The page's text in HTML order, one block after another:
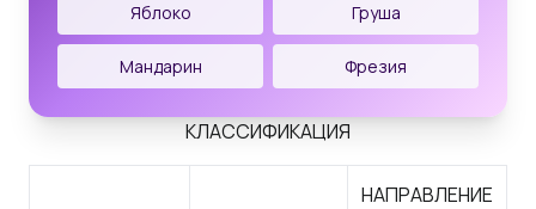
Яблоко Груша
Мандарин Фрезия
КЛАССИФИКАЦИЯ
НАПРАВЛЕНИЕ